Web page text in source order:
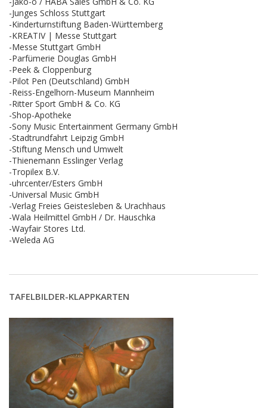
-Junges Schloss Stuttgart
-Kinderturnstiftung Baden-Württemberg
-KREATIV | Messe Stuttgart
-Messe Stuttgart GmbH
-Parfümerie Douglas GmbH
-Peek & Cloppenburg
-Pilot Pen (Deutschland) GmbH
-Reiss-Engelhorn-Museum Mannheim
-Ritter Sport GmbH & Co. KG
-Shop-Apotheke
-Sony Music Entertainment Germany GmbH
-Stadtrundfahrt Leipzig GmbH
-Stiftung Mensch und Umwelt
-Thienemann Esslinger Verlag
-Tropilex B.V.
-uhrcenter/Esters GmbH
-Universal Music GmbH
-Verlag Freies Geistesleben & Urachhaus
-Wala Heilmittel GmbH / Dr. Hauschka
-Wayfair Stores Ltd.
-Weleda AG
TAFELBILDER-KLAPPKARTEN